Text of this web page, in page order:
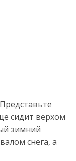
сидит верхом
зимний
снега, а